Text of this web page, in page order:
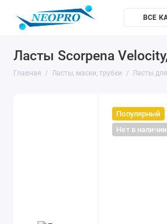
ВСЕ
Ласты Scorpena
Главная Ласты, маски, трубки Ласты
Популярный
Нет в наличии